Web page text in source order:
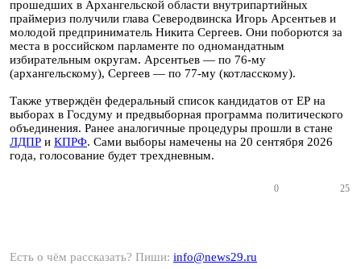
прошедших в Архангельской области внутрипартийных
праймериз получили глава Северодвинска Игорь Арсентьев и
молодой предприниматель Никита Сергеев. Они поборются за
места в российском парламенте по одномандатным
избирательным округам. Арсентьев — по 76-му
(архангельскому), Сергеев — по 77-му (котласскому).
Также утверждён федеральный список кандидатов от ЕР на
выборах в Госдуму и предвыборная программа политического
объединения. Ранее аналогичные процедуры прошли в стане
ЛДПР и КПРФ. Сами выборы намечены на 20 сентября 2026
года, голосование будет трехдневным.
0 25
Есть о чём рассказать? Пиши: info@news29.ru